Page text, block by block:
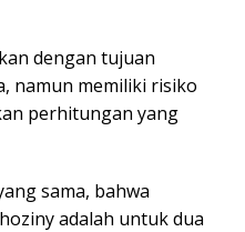
dengan tujuan
namun memiliki risiko
perhitungan yang
sama, bahwa
adalah untuk dua